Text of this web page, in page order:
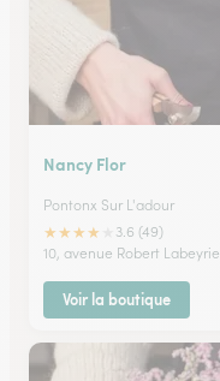
Nancy Flor
Pontonx Sur L'adour
★★★★
3.6 (49)
10, avenue Robert Labeyrie
Voir la boutique